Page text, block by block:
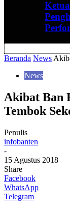
Beranda News
News
Akibat Ban
Tembok
Penulis
infobanten
-
15 Agustus 2018
Share
Facebook
WhatsApp
Telegram